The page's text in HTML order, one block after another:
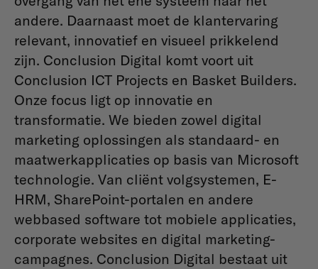
andere. Daarnaast moet de klantervaring
relevant, innovatief en visueel prikkelend
zijn. Conclusion Digital komt voort uit
Conclusion ICT Projects en Basket Builders.
Onze focus ligt op innovatie en
transformatie. We bieden zowel digital
marketing oplossingen als standaard- en
maatwerkapplicaties op basis van Microsoft
technologie. Van cliënt volgsystemen, E-
HRM, SharePoint-portalen en andere
webbased software tot mobiele applicaties,
corporate websites en digital marketing-
campagnes. Conclusion Digital bestaat uit